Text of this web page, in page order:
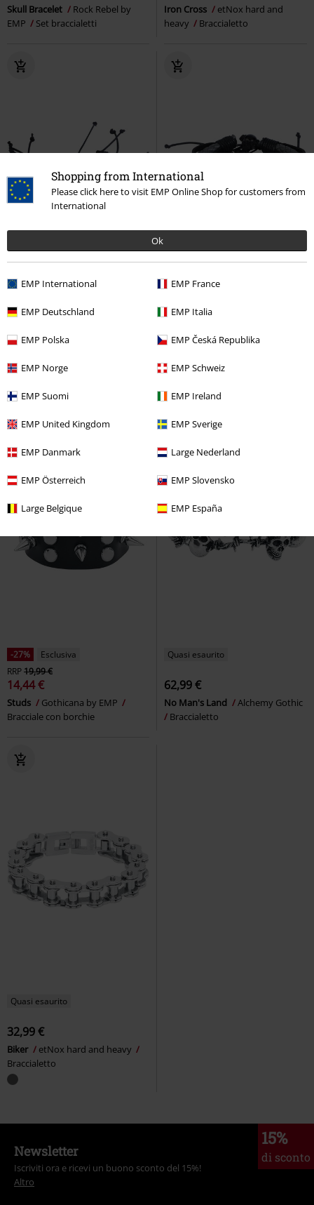
Shopping from International
Please click here to visit EMP Online Shop for customers from
International
Ok
EMP International EMP France
EMP Deutschland EMP Italia
EMP Polska EMP Česká Republika
EMP Norge EMP Schweiz
EMP Suomi EMP Ireland
EMP United Kingdom EMP Sverige
EMP Danmark Large Nederland
EMP Österreich EMP Slovensko
Large Belgique EMP España
Skull Bracelet
Rock Rebel by
EMP
Set braccialetti
Iron Cross
etNox hard and
heavy
Braccialetto
-26%
Esclusiva
16,14 €
braccialetti
-27%
Esclusiva
14,44 €
braccialetti
-27%
Esclusiva
RRP19,99 €
14,44 €
Studs
Gothicana by EMP
Bracciale con borchie
Quasi esaurito
62,99 €
No Man's Land
Alchemy Gothic
Braccialetto
Quasi esaurito
32,99 €
Biker
etNox hard and heavy
Braccialetto
15%
di sconto
Newsletter
Iscriviti ora e ricevi un buono sconto del 15%!
Altro